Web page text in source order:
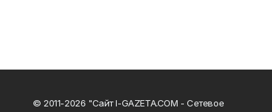
© 2011-2026 "Сайт I-GAZETA.COM - Сетевое